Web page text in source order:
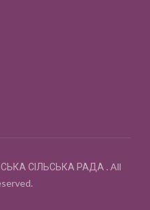
СІЛЬСЬКА РАДА . All